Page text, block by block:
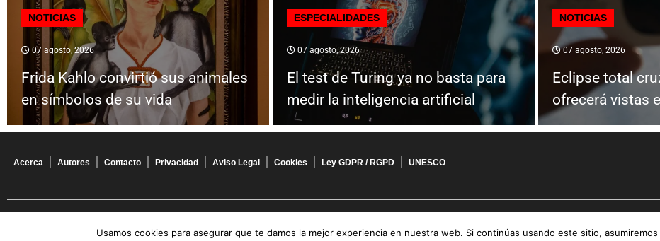
NOTICIAS
07 agosto, 2026
Frida Kahlo convirtió sus animales
en símbolos de su vida
ESPECIALIDADES
07 agosto, 2026
El test de Turing ya no basta para
medir la inteligencia artificial
NOTICIAS
07 agosto, 2026
Eclipse total
ofrecerá vistas
Acerca Autores Contacto Privacidad Aviso Legal Cookies Ley GDPR / RGPD UNESCO
© 2026 Todos los derechos reservadosUsamos cookies para asegurar que te damos la mejor experiencia en nuestra web. Si continúas usando este sitio,